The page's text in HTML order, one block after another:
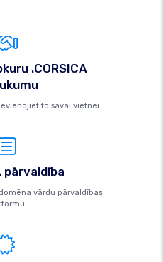
.CORSICA
to savai vietnei
pārvaldība
vārdu pārvaldības